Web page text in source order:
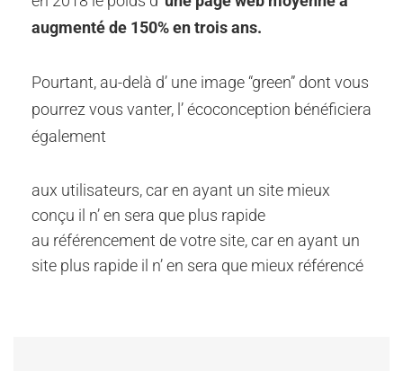
augmenté de 150% en trois ans.
Pourtant, au-delà d’ une image “green” dont vous
pourrez vous vanter, l’ écoconception bénéficiera
également
aux utilisateurs, car en ayant un site mieux
conçu il n’ en sera que plus rapide
au référencement de votre site, car en ayant un
site plus rapide il n’ en sera que mieux référencé